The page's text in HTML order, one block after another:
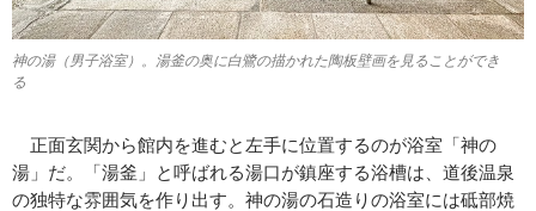
神の湯（男子浴室）。湯釜の奥に白鷺の描かれた陶板壁画を見ることができ
る
正面玄関から館内を進むと左手に位置するのが浴室「神の
湯」だ。「湯釜」と呼ばれる湯口が鎮座する浴槽は、道後温泉
の独特な雰囲気を作り出す。神の湯の石造りの浴室には砥部焼